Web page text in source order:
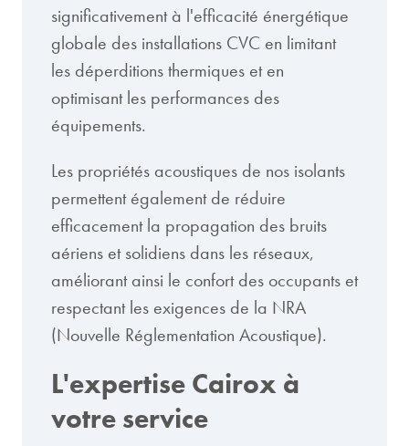
significativement à l'efficacité énergétique
globale des installations CVC en limitant
les déperditions thermiques et en
optimisant les performances des
équipements.
Les propriétés acoustiques de nos isolants
permettent également de réduire
efficacement la propagation des bruits
aériens et solidiens dans les réseaux,
améliorant ainsi le confort des occupants et
respectant les exigences de la NRA
(Nouvelle Réglementation Acoustique).
L'expertise Cairox à
votre service